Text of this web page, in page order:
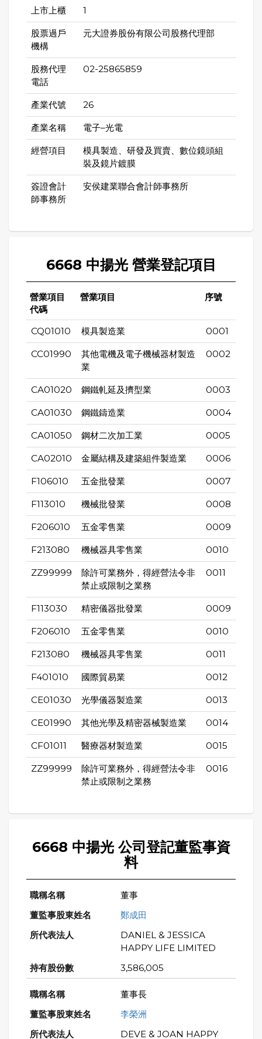
上市上櫃 1
股票過戶
機構
元大證券股份有限公司股務代理部
股務代理
電話
02-25865859
產業代號 26
產業名稱 電子–光電
經營項目
模具製造、研發及買賣、數位鏡頭組
裝及鏡片鍍膜
簽證會計
師事務所
安侯建業聯合會計師事務所
6668 中揚光 營業登記項目
營業項目
代碼
營業項目 序號
CQ01010 模具製造業 0001
CC01990
其他電機及電子機械器材製造
業
0002
CA01020 鋼鐵軋延及擠型業 0003
CA01030 鋼鐵鑄造業 0004
CA01050 鋼材二次加工業 0005
CA02010 金屬結構及建築組件製造業 0006
F106010 五金批發業 0007
F113010 機械批發業 0008
F206010 五金零售業 0009
F213080 機械器具零售業 0010
ZZ99999
除許可業務外，得經營法令非
禁止或限制之業務
0011
F113030 精密儀器批發業 0009
F206010 五金零售業 0010
F213080 機械器具零售業 0011
F401010 國際貿易業 0012
CE01030 光學儀器製造業 0013
CE01990 其他光學及精密器械製造業 0014
CF01011 醫療器材製造業 0015
ZZ99999
除許可業務外，得經營法令非
禁止或限制之業務
0016
6668 中揚光 公司登記董監事資
料
董事
鄭成田
DANIEL & JESSICA
HAPPY LIFE LIMITED
3,586,005
董事長
李榮洲
DEVE & JOAN HAPPY